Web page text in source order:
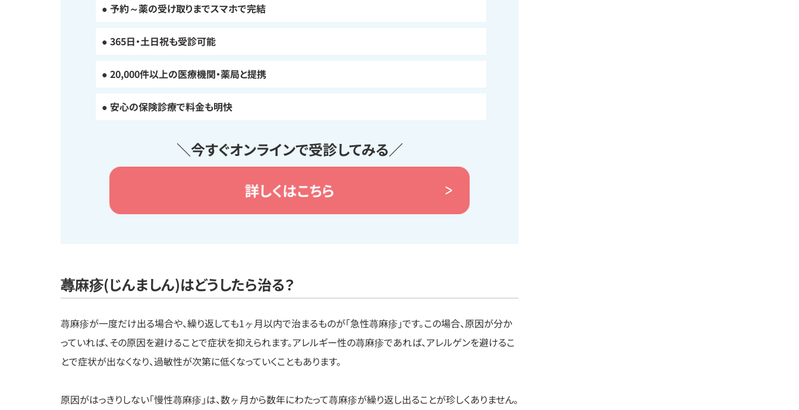
● 予約～薬の受け取りまでスマホで完結
● 365日・土日祝も受診可能
● 20,000件以上の医療機関・薬局と提携
● 安心の保険診療で料金も明快
＼今すぐオンラインで受診してみる／
詳しくはこちら
蕁麻疹(じんましん)はどうしたら治る？
蕁麻疹が一度だけ出る場合や、繰り返しても1ヶ月以内で治まるものが「急性蕁麻疹」です。この場合、原因が分か
っていれば、その原因を避けることで症状を抑えられます。アレルギー性の蕁麻疹であれば、アレルゲンを避けるこ
とで症状が出なくなり、過敏性が次第に低くなっていくこともあります。
原因がはっきりしない「慢性蕁麻疹」は、数ヶ月から数年にわたって蕁麻疹が繰り返し出ることが珍しくありません。